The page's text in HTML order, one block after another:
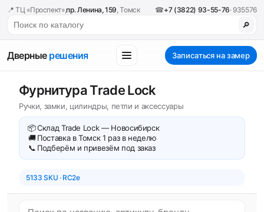
📍 ТЦ «Проспект»,пр. Ленина, 159, Томск ☎+7 (3822) 93-55-76· 935576
🔎
Дверные решения Записаться на замер
Фурнитура Trade Lock
Ручки, замки, цилиндры, петли и аксессуары
📦Склад Trade Lock — Новосибирск
🚚 Поставка в Томск 1 раз в неделю
📞 Подберём и привезём под заказ
5133 SKU · RC2e